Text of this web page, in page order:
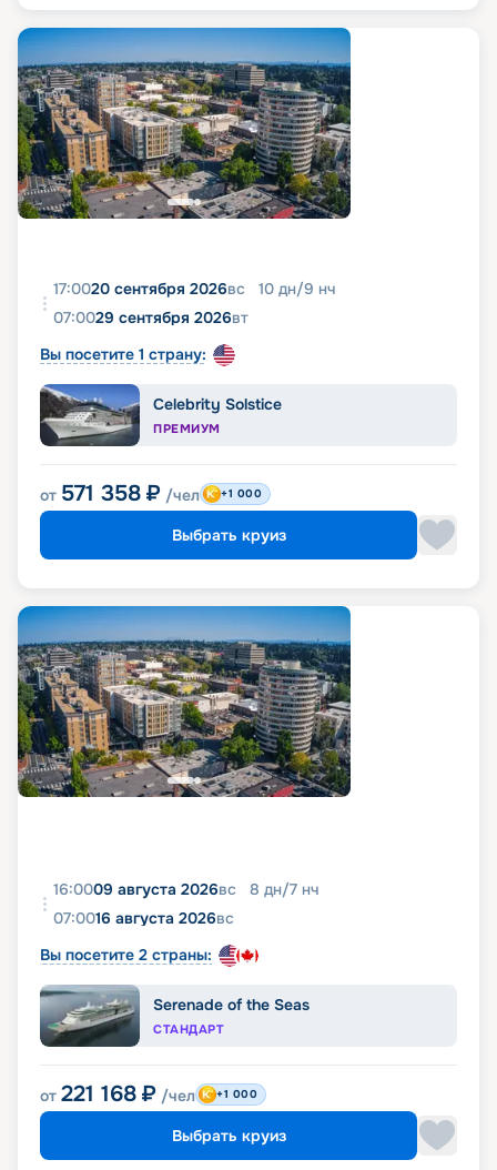
17:0020 сентября 2026вс 10 дн/9 нч
07:0029 сентября 2026вт
Вы посетите 1 страну:
Celebrity Solstice
ПРЕМИУМ
от 571 358 ₽ /чел +1 000
Выбрать круиз
16:0009 августа 2026вс 8 дн/7 нч
07:0016 августа 2026вс
Вы посетите 2 страны:
Serenade of the Seas
СТАНДАРТ
от 221 168 ₽ /чел +1 000
Выбрать круиз